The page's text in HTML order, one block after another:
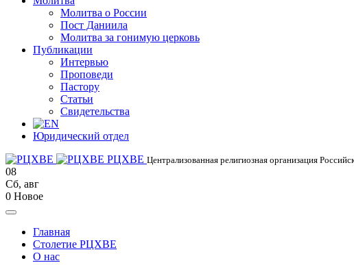
Молитва о России
Пост Даниила
Молитва за гонимую церковь
Публикации
Интервью
Проповеди
Пастору
Статьи
Свидетельства
Юридический отдел
РЦХВЕ Централизованная религиозная организация
08
Сб, авг
0 Новое
Главная
Столетие РЦХВЕ
О нас